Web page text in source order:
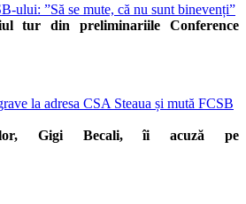
ului: ”Să se mute, că nu sunt binevenți”
tur din preliminariile Conference
la adresa CSA Steaua și mută FCSB
Gigi Becali, îi acuză pe